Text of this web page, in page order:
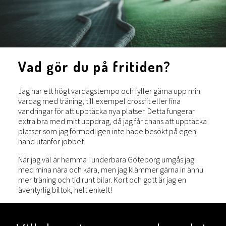
Vad gör du på fritiden?
Jag har ett högt vardagstempo och fyller gärna upp min
vardag med träning, till exempel crossfit eller fina
vandringar för att upptäcka nya platser. Detta fungerar
extra bra med mitt uppdrag, då jag får chans att upptäcka
platser som jag förmodligen inte hade besökt på egen
hand utanför jobbet.
När jag väl är hemma i underbara Göteborg umgås jag
med mina nära och kära, men jag klämmer gärna in ännu
mer träning och tid runt bilar. Kort och gott är jag en
äventyrlig biltok, helt enkelt!